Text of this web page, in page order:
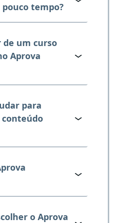
tempo?
de um curso
Aprova
para
conteúdo
o Aprova